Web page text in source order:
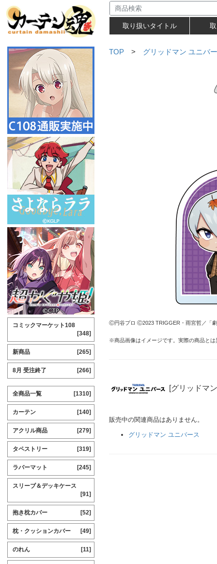
取り扱いタイトル
TOP > グリッドマン ユニバ
Ⓒ円谷プロ Ⓒ2023 TRIGGER・雨宮哲／「
※商品画像はイメージです。実際の商品と
[グリッドマ
販売中の関連商品はありません。
グリッドマン ユニバース
コミックマーケット108
[348]
新商品 [265]
8月 受注終了 [266]
全商品一覧 [1310]
カーテン [140]
アクリル商品 [279]
タペストリー [319]
ラバーマット [245]
スリーブ＆デッキケース
[91]
抱き枕カバー [52]
枕・クッションカバー [49]
のれん [11]